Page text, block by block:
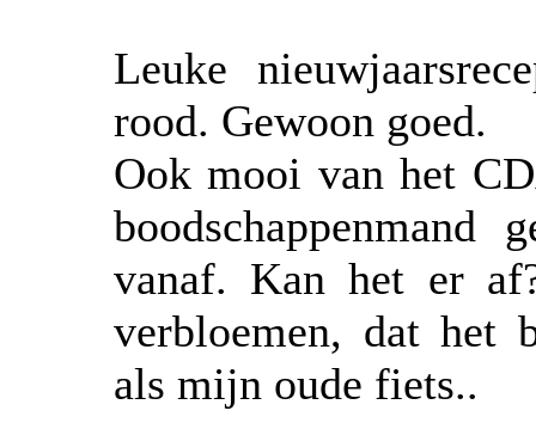
Leuke
rood. Gewoon goed.
Ook mooi van het
vanaf. Kan het er
verbloemen, dat het
als mijn oude fiets..